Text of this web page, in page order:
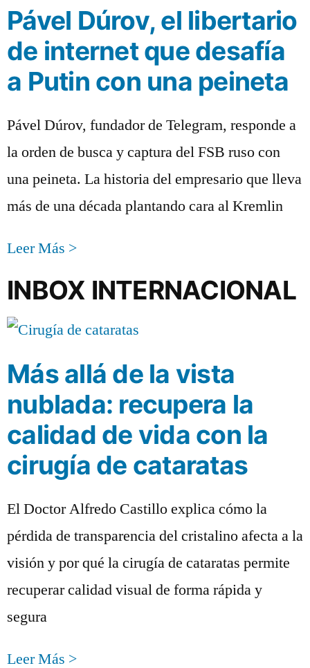
Pável Dúrov, el libertario
de internet que desafía
a Putin con una peineta
Pável Dúrov, fundador de Telegram, responde a
la orden de busca y captura del FSB ruso con
una peineta. La historia del empresario que lleva
más de una década plantando cara al Kremlin
Leer Más >
INBOX INTERNACIONAL
Más allá de la vista
nublada: recupera la
calidad de vida con la
cirugía de cataratas
El Doctor Alfredo Castillo explica cómo la
pérdida de transparencia del cristalino afecta a la
visión y por qué la cirugía de cataratas permite
recuperar calidad visual de forma rápida y
segura
Leer Más >